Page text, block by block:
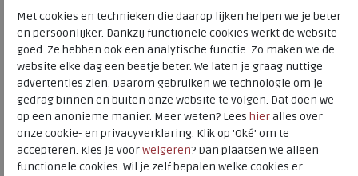
ECCO
Bestelcode
136.68.000024
Kleur
Marine
Materiaal
Leer
Uitneembaar voetbed
ja
Met cookies en technieken die daarop lijken helpen we je beter
en persoonlijker. Dankzij functionele cookies werkt de website
goed. Ze hebben ook een analytische functie. Zo maken we de
website elke dag een beetje beter. We laten je graag nuttige
advertenties zien. Daarom gebruiken we technologie om je
gedrag binnen en buiten onze website te volgen. Dat doen we
op een anonieme manier. Meer weten? Lees hieralles over
onze cookie- en privacyverklaring. Klik op 'Oké' om te
accepteren. Kies je voorweigeren? Dan plaatsen we alleen
functionele cookies. Wil je zelf bepalen welke cookies er